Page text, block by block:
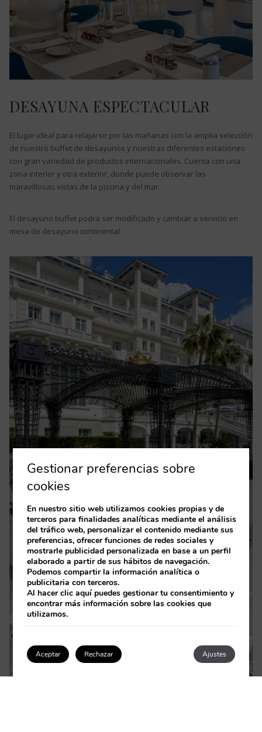
DESAYUNA ESPECTACULAR
El lugar ideal para relajarse por las mañanas con la amplia selección
de nuestro buffet de desayunos y nuestras diferentes estaciones
con gran variedad de productos internacionales. Cuenta con una
zona interior y otra exterior, donde puede observar las
maravillosas vistas de la piscina y del mar.
El desayuno buffet podrá ser modificado y cambiar a servicio en
mesa de desayuno continental.
Gestionar preferencias sobre
cookies
En nuestro sitio web utilizamos cookies propias y de
terceros para finalidades analíticas mediante el análisis
del tráfico web, personalizar el contenido mediante sus
preferencias, ofrecer funciones de redes sociales y
mostrarle publicidad personalizada en base a un perfil
elaborado a partir de sus hábitos de navegación.
Podemos compartir la información analítica o
publicitaria con terceros.
Al hacer clicaquípuedes gestionar tu consentimiento y
encontrar más información sobre las cookies que
utilizamos.
Aceptar Ajustes
Rechazar
How can I help you? 1